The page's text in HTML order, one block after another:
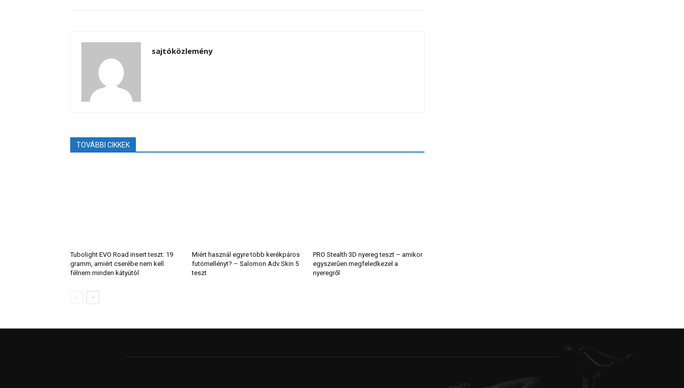
sajtóközlemény
TOVÁBBI CIKKEK
Tubolight EVO Road insert teszt: 19
gramm, amiért cserébe nem kell
félnem minden kátyútól
Miért használ egyre több kerékpáros
futómellényt? – Salomon Adv Skin 5
teszt
PRO Stealth 3D nyereg teszt – amikor
egyszerűen megfeledkezel a
nyeregről